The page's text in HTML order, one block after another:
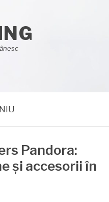
Pandora:
și accesorii în